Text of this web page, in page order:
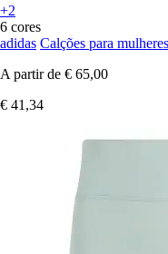
+2
6 cores
adidas Calções para
A partir de € 65,00
€ 41,34